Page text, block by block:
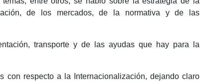
de los mercados, de la normativa y de las
transporte y de las ayudas que hay para la
con respecto a la Internacionalización, dejando claro